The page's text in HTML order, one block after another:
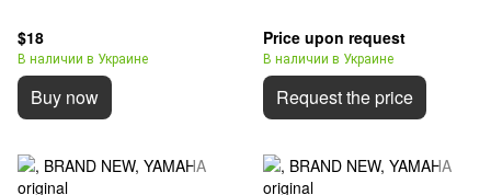
$18
В наличии в Украине
Buy now
Price upon request
В наличии в Украине
Request the price